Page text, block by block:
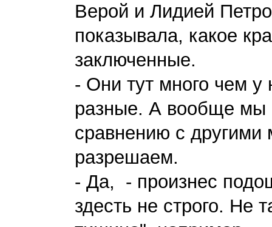
Верой и Лидией
показывала, какое
заключенные.
- Они тут много чем у
разные. А вообще мы
сравнению с другими
разрешаем.
- Да, - произнес
здесть не строго. Не